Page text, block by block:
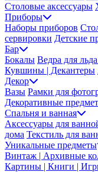
Столовые аксессуары
Приборы
Наборы приборов
сервировки Детские
Бар
Бокалы Ведра для
Кувшины | Декантеры
Декор
Вазы Рамки для
Декоративные
Спальня и ванная
Аксессуары для
дома Текстиль для
Уникальные предметы
Винтаж | Архивные
Картины | Книги |